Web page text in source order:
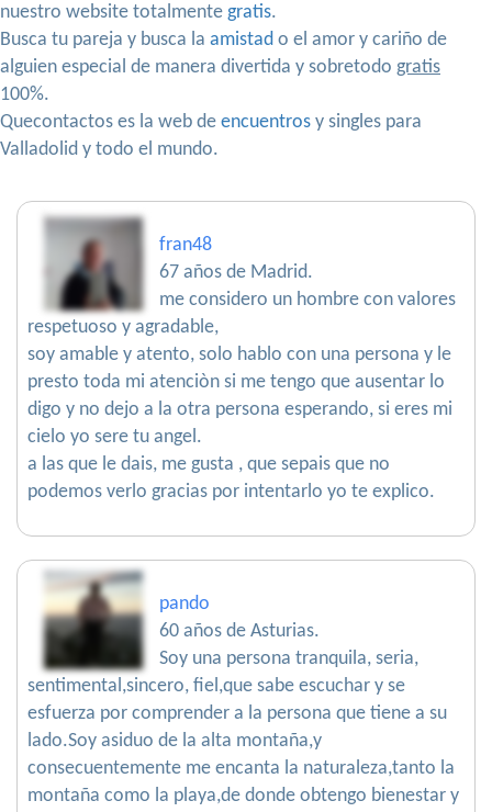
nuestro website totalmente gratis.
Busca tu pareja y busca la amistad o el amor y cariño de
alguien especial de manera divertida y sobretodo gratis
100%.
Quecontactos es la web de encuentros y singles para
Valladolid y todo el mundo.
fran48
67 años de Madrid.
me considero un hombre con valores
respetuoso y agradable,
soy amable y atento, solo hablo con una persona y le
presto toda mi atenciòn si me tengo que ausentar lo
digo y no dejo a la otra persona esperando, si eres mi
cielo yo sere tu angel.
a las que le dais, me gusta , que sepais que no
podemos verlo gracias por intentarlo yo te explico.
pando
60 años de Asturias.
Soy una persona tranquila, seria,
sentimental,sincero, fiel,que sabe escuchar y se
esfuerza por comprender a la persona que tiene a su
lado.Soy asiduo de la alta montaña,y
consecuentemente me encanta la naturaleza,tanto la
montaña como la playa,de donde obtengo bienestar y